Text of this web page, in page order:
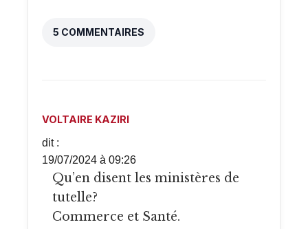
5 COMMENTAIRES
VOLTAIRE KAZIRI
dit :
19/07/2024 à 09:26
Qu’en disent les ministères de
tutelle?
Commerce et Santé.